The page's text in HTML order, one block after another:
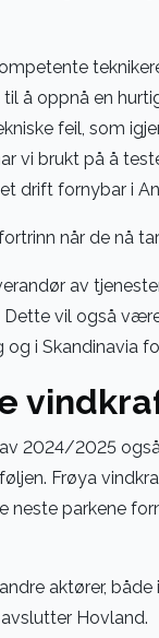
å oppnå en
feil, som
vi brukt på å
drift fornybar i
når de nå
av
vil også
i Skandinavia
2024/2025
Frøya
parkene
aktører, både
Hovland.